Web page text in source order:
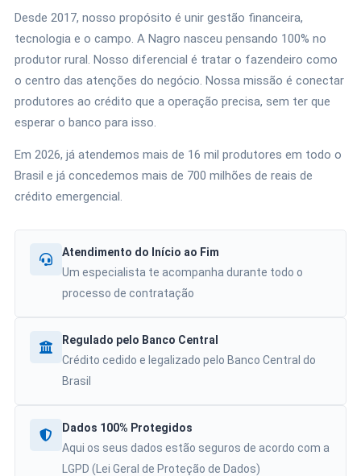
Desde 2017, nosso propósito é unir gestão financeira,
tecnologia e o campo. A Nagro nasceu pensando 100% no
produtor rural. Nosso diferencial é tratar o fazendeiro como
o centro das atenções do negócio. Nossa missão é conectar
produtores ao crédito que a operação precisa, sem ter que
esperar o banco para isso.
Em 2026, já atendemos mais de 16 mil produtores em todo o
Brasil e já concedemos mais de 700 milhões de reais de
crédito emergencial.
Atendimento do Início ao Fim
Um especialista te acompanha durante todo o
processo de contratação
Regulado pelo Banco Central
Crédito cedido e legalizado pelo Banco Central do
Brasil
Dados 100% Protegidos
Aqui os seus dados estão seguros de acordo com a
LGPD (Lei Geral de Proteção de Dados)